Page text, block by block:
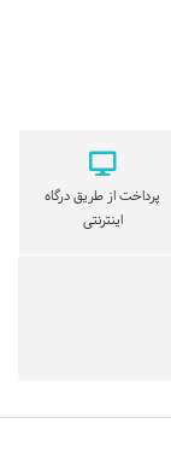
پرداخت از طریق درگاه
اینترنتی